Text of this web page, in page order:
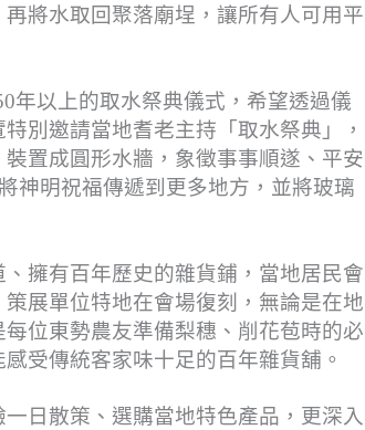
將水取回聚落廟埕，讓所有人可用平
年以上的取水祭典儀式，希望透過儀
別邀請當地耆老主持「取水祭典」，
置成圓形水牆，象徵事事順遂、平安
神明祝福傳遞到更多地方，並將玻璃
擁有百年歷史的雜貨鋪，當地居民會
展單位特地在會場復刻，無論是在地
位東勢農友準備梨穗、削花苞時的必
受傳統客家味十足的百年雜貨舖。
日散策、選購當地特色產品，更深入